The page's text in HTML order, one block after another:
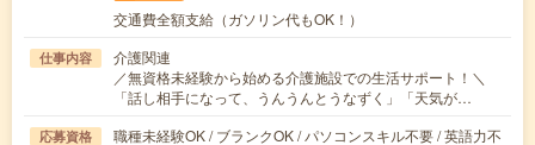
交通費全額支給（ガソリン代もOK！）
仕事内容
介護関連
／無資格未経験から始める介護施設での生活サポート！＼
「話し相手になって、うんうんとうなずく」「天気が…
応募資格
職種未経験OK / ブランクOK / パソコンスキル不要 / 英語力不